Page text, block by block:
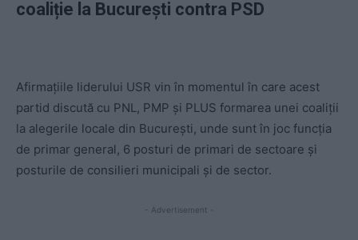
coaliție la București contra PSD
Afirmațiile liderului USR vin în momentul în care acest
partid discută cu PNL, PMP și PLUS formarea unei coaliții
la alegerile locale din București, unde sunt în joc funcția
de primar general, 6 posturi de primari de sectoare și
posturile de consilieri municipali și de sector.
- Advertisement -